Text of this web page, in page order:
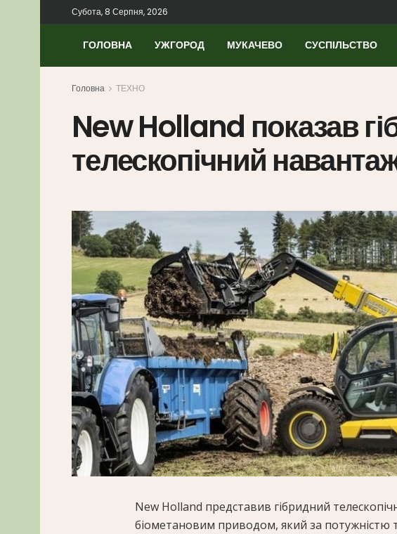
Субота, 8 Серпня, 2026
ГОЛОВНА УЖГОРОД МУКАЧЕВО СУСПІЛЬСТВО
Головна ТЕХНО
New Holland показав
телескопічний
New Holland представив гібридний
біометановим приводом, який за потужністю